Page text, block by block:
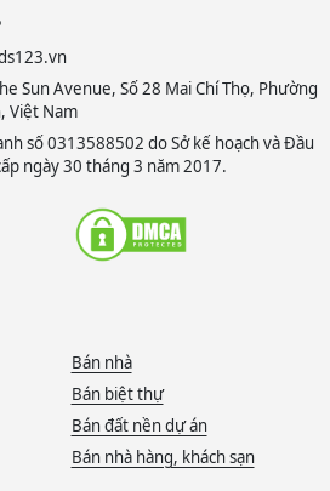
Sun Avenue, Số 28 Mai Chí Thọ, Phường
Việt Nam
số 0313588502 do Sở kế hoạch và Đầu
ngày 30 tháng 3 năm 2017.
Bán nhà
Bán biệt thự
Bán đất nền dự án
Bán nhà hàng, khách sạn